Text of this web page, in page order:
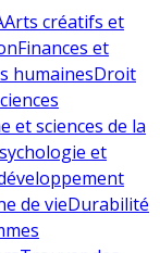
Arts créatifs et
Finances et
humainesDroit
et sciences de la
et
de vieDurabilité